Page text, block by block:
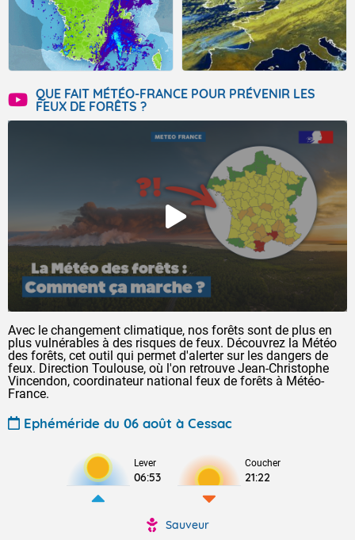
QUE FAIT MÉTÉO-FRANCE POUR PRÉVENIR LES
FEUX DE FORÊTS ?
Avec le changement climatique, nos forêts sont de plus en
plus vulnérables à des risques de feux. Découvrez la Météo
des forêts, cet outil qui permet d'alerter sur les dangers de
feux. Direction Toulouse, où l'on retrouve Jean-Christophe
Vincendon, coordinateur national feux de forêts à Météo-
France.
Ephéméride du 06 août à Cessac
Lever
06:53
Coucher
21:22
Sauveur